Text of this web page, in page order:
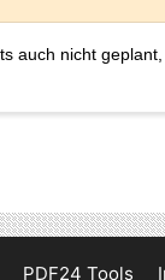
auch nicht
PDF24 Tools